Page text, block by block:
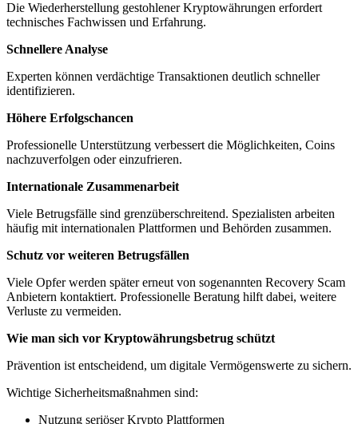
Die Wiederherstellung gestohlener Kryptowährungen erfordert
technisches Fachwissen und Erfahrung.
Schnellere Analyse
Experten können verdächtige Transaktionen deutlich schneller
identifizieren.
Höhere Erfolgschancen
Professionelle Unterstützung verbessert die Möglichkeiten, Coins
nachzuverfolgen oder einzufrieren.
Internationale Zusammenarbeit
Viele Betrugsfälle sind grenzüberschreitend. Spezialisten arbeiten
häufig mit internationalen Plattformen und Behörden zusammen.
Schutz vor weiteren Betrugsfällen
Viele Opfer werden später erneut von sogenannten Recovery Scam
Anbietern kontaktiert. Professionelle Beratung hilft dabei, weitere
Verluste zu vermeiden.
Wie man sich vor Kryptowährungsbetrug schützt
Prävention ist entscheidend, um digitale Vermögenswerte zu sichern.
Wichtige Sicherheitsmaßnahmen sind:
Nutzung seriöser Krypto Plattformen